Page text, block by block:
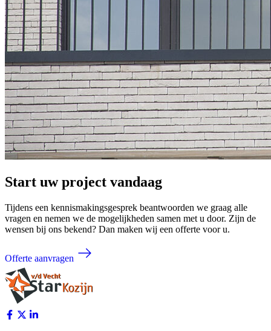
Start uw project vandaag
Tijdens een kennismakingsgesprek beantwoorden we graag alle
vragen en nemen we de mogelijkheden samen met u door. Zijn de
wensen bij ons bekend? Dan maken wij een offerte voor u.
Offerte aanvragen